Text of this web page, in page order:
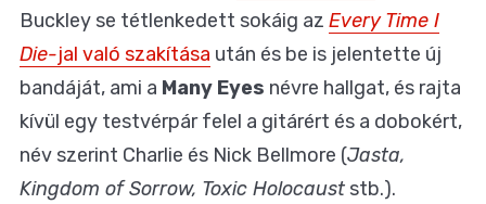
Buckley se tétlenkedett sokáig az Every Time I
Die-jal való szakítása után és be is jelentette új
bandáját, ami a Many Eyes névre hallgat, és rajta
kívül egy testvérpár felel a gitárért és a dobokért,
név szerint Charlie és Nick Bellmore (Jasta,
Kingdom of Sorrow, Toxic Holocaust stb.).